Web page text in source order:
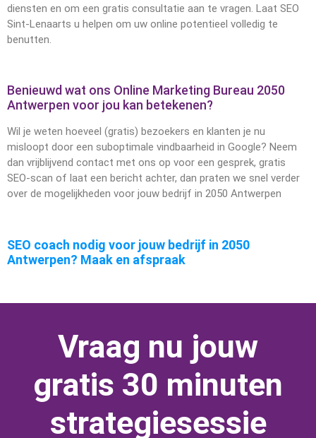
diensten en om een gratis consultatie aan te vragen. Laat SEO
Sint-Lenaarts u helpen om uw online potentieel volledig te
benutten.
Benieuwd wat ons Online Marketing Bureau 2050
Antwerpen voor jou kan betekenen?
Wil je weten hoeveel (gratis) bezoekers en klanten je nu
misloopt door een suboptimale vindbaarheid in Google? Neem
dan vrijblijvend contact met ons op voor een gesprek, gratis
SEO-scan of laat een bericht achter, dan praten we snel verder
over de mogelijkheden voor jouw bedrijf in 2050 Antwerpen
SEO coach nodig voor jouw bedrijf in 2050
Antwerpen? Maak en afspraak
Vraag nu jouw
gratis 30 minuten
strategiesessie